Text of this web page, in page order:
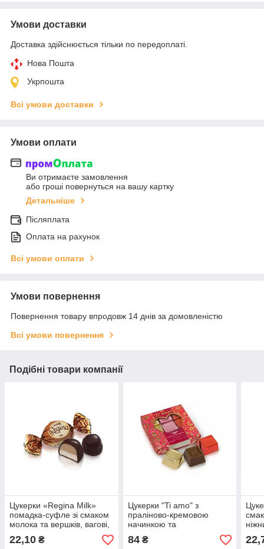
Умови доставки
Доставка здійснюється тільки по передоплаті.
Нова Пошта
Укрпошта
Всі умови доставки
Умови оплати
Ви отримаєте замовлення
або гроші повернуться на вашу картку
Детальніше
Післяплата
Оплата на рахунок
Всі умови оплати
Умови повернення
Повернення товару впродовж 14 днів за домовленістю
Всі умови повернення
Подібні товари компанії
Цукерки «Regina Milk»
помадка-суфле зі смаком
молока та вершків, вагові,
100 г
22,10 ₴
Цукерки "Ti amo" з
праліново-кремовою
начинкою та
кукурудзяними кульками
ХБФ 92 г
84₴